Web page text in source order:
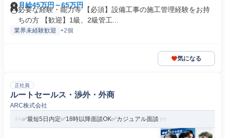
月給45万円～65万円
必要な経験・能力等 【必須】設備工事の施工管理経験をお持
ちの方 【歓迎】1級、2級管工...
業界未経験歓迎 +2個
気になる
正社員
ルートセールス・渉外・外商
ARC株式会社
✅最短5日内定✅18時以降面談OK✅カジュアル面談